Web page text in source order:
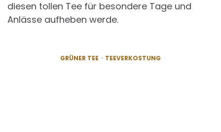
diesen tollen Tee für besondere Tage und
Anlässe aufheben werde.
GRÜNER TEE TEEVERKOSTUNG